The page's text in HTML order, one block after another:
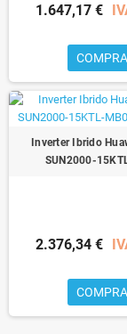
1.647,17 €
COMPRA
Inverter Ibrido
SUN2000-
2.376,34 €
COMPRA